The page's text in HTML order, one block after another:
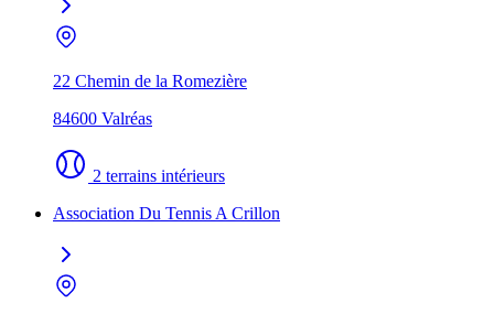
22 Chemin de la Romezière
84600 Valréas
2 terrains intérieurs
Association Du Tennis A Crillon